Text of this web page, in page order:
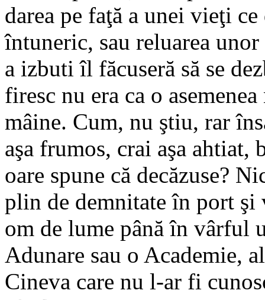
darea pe faţă a unei vieţi
întuneric, sau reluarea
a izbuti îl făcuseră să se
firesc nu era ca o
mâine. Cum, nu ştiu, rar
aşa frumos, crai aşa ahtiat,
oare spune că decăzuse?
plin de demnitate în port şi
om de lume până în vârful
Adunare sau o Academie,
Cineva care nu l-ar fi